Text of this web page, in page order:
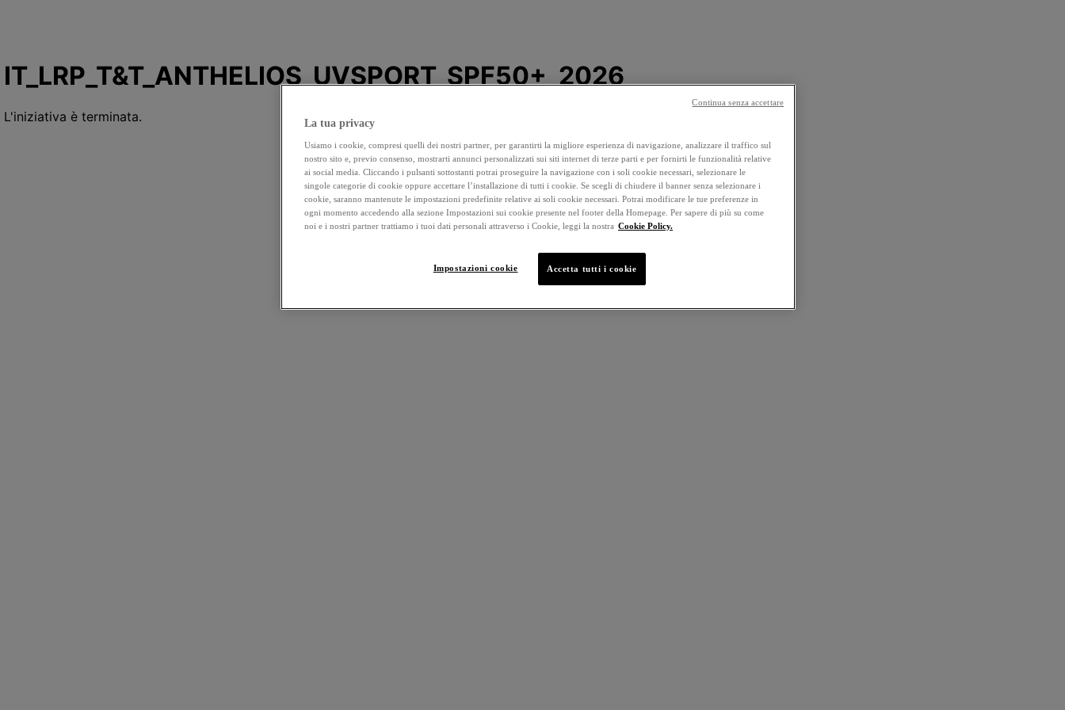
La tua privacy
Usiamo i cookie, compresi quelli dei nostri partner, per garantirti la migliore esperienza di navigazione, analizzare il traffico sul
nostro sito e, previo consenso, mostrarti annunci personalizzati sui siti internet di terze parti e per fornirti le funzionalità relative
ai social media. Cliccando i pulsanti sottostanti potrai proseguire la navigazione con i soli cookie necessari, selezionare le
singole categorie di cookie oppure accettare l’installazione di tutti i cookie. Se scegli di chiudere il banner senza selezionare i
cookie, saranno mantenute le impostazioni predefinite relative ai soli cookie necessari. Potrai modificare le tue preferenze in
ogni momento accedendo alla sezione Impostazioni sui cookie presente nel footer della Homepage. Per sapere di più su come
noi e i nostri partner trattiamo i tuoi dati personali attraverso i Cookie, leggi la nostra Cookie Policy.
Impostazioni cookie Accetta tutti i cookie
Continua senza accettare